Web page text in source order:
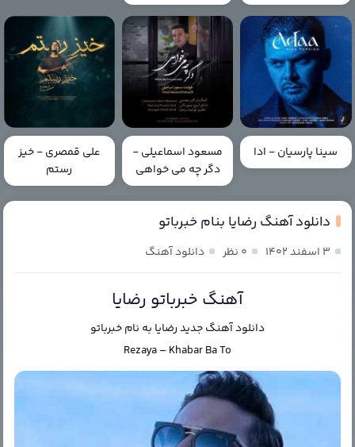
سینا پارسیان - ادا
مسعود اسماعیلی -
دگر چه می خواهی
علی قمصری - خیز
رستم
دانلود آهنگ رضایا بنام خبرباتو
۳ اسفند ۱۴۰۲ ۰ نظر دانلود آهنگ
آهنگ خبرباتو رضایا
دانلود آهنگ جدیدرضایا به نامخبرباتو
Rezaya–Khabar Ba To